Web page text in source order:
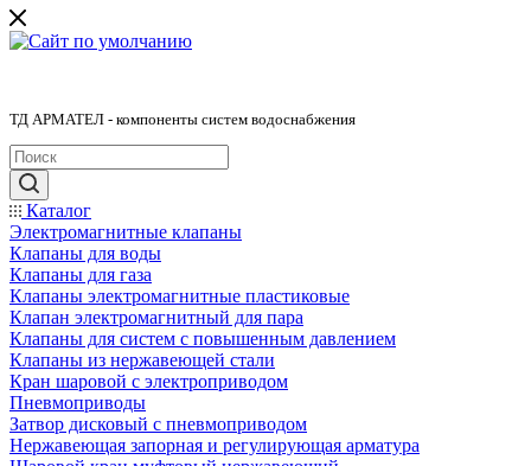
ТД АРМАТЕЛ - компоненты систем водоснабжения
Каталог
Электромагнитные клапаны
Клапаны для воды
Клапаны для газа
Клапаны электромагнитные пластиковые
Клапан электромагнитный для пара
Клапаны для систем с повышенным давлением
Клапаны из нержавеющей стали
Кран шаровой с электроприводом
Пневмоприводы
Затвор дисковый с пневмоприводом
Нержавеющая запорная и регулирующая арматура